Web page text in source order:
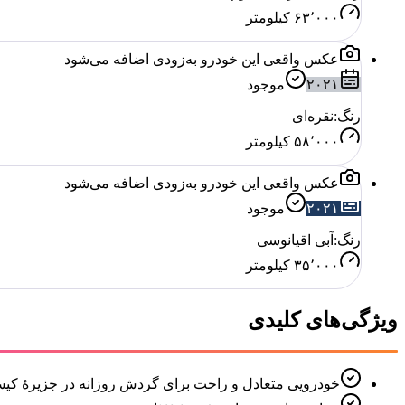
۶۳٬۰۰۰ کیلومتر
عکس واقعی این خودرو به‌زودی اضافه می‌شود
۲۰۲۱
موجود
رنگ:نقره‌ای
۵۸٬۰۰۰ کیلومتر
عکس واقعی این خودرو به‌زودی اضافه می‌شود
۲۰۲۱
موجود
رنگ: آبی اقیانوسی
۳۵٬۰۰۰ کیلومتر
ویژگی‌های کلیدی
خودرویی متعادل و راحت برای گردش روزانه در جزیرهٔ